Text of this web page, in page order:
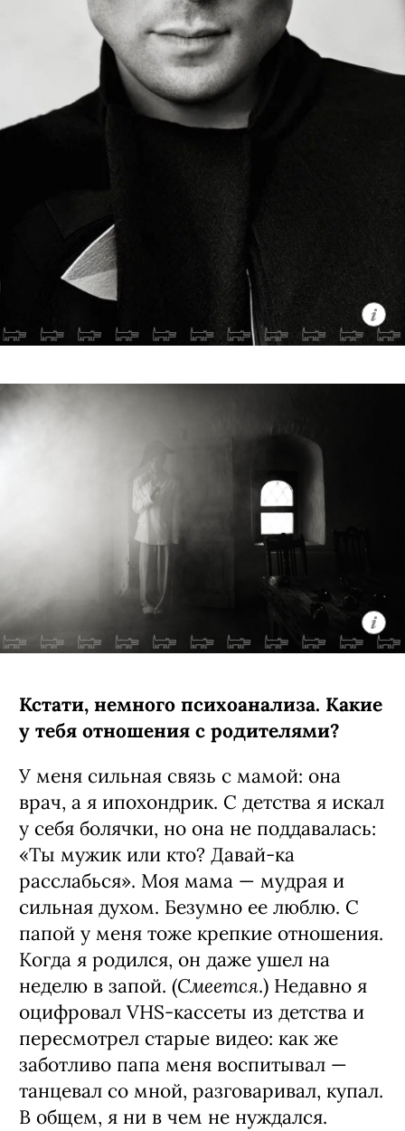
Кстати, немного психоанализа. Какие
у тебя отношения с родителями?
У меня сильная связь с мамой: она
врач, а я ипохондрик. С детства я искал
у себя болячки, но она не поддавалась:
«Ты мужик или кто? Давай-ка
расслабься». Моя мама — мудрая и
сильная духом. Безумно ее люблю. С
папой у меня тоже крепкие отношения.
Когда я родился, он даже ушел на
неделю в запой. (Смеется.) Недавно я
оцифровал VHS-кассеты из детства и
пересмотрел старые видео: как же
заботливо папа меня воспитывал —
танцевал со мной, разговаривал, купал.
В общем, я ни в чем не нуждался.